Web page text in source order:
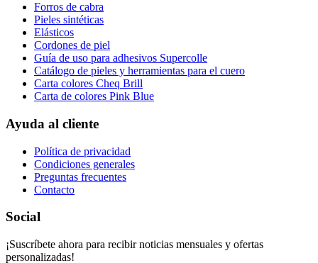
Forros de cabra
Pieles sintéticas
Elásticos
Cordones de piel
Guía de uso para adhesivos Supercolle
Catálogo de pieles y herramientas para el cuero
Carta colores Cheq Brill
Carta de colores Pink Blue
Ayuda al cliente
Política de privacidad
Condiciones generales
Preguntas frecuentes
Contacto
Social
¡Suscríbete ahora para recibir noticias mensuales y ofertas
personalizadas!